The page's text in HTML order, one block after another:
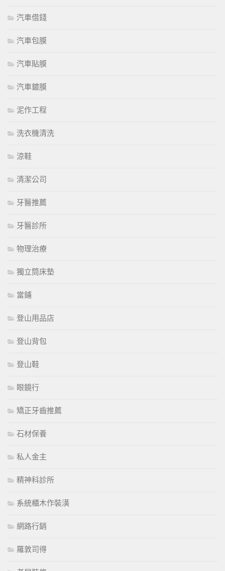
汽車借錢
汽車包膜
汽車貼膜
汽車鍍膜
泥作工程
洗衣機清洗
涼鞋
清潔公司
牙醫推薦
牙醫診所
物理治療
獨立筒床墊
當鋪
登山用品店
登山背包
登山鞋
眼鏡行
矯正牙齒推薦
石材保養
私人金主
精神科診所
系統櫃木作裝潢
網路行銷
羅敦司得